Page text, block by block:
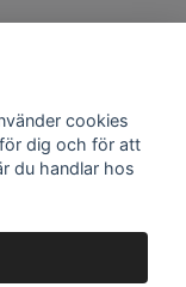
cookies
dig och för att
du handlar hos